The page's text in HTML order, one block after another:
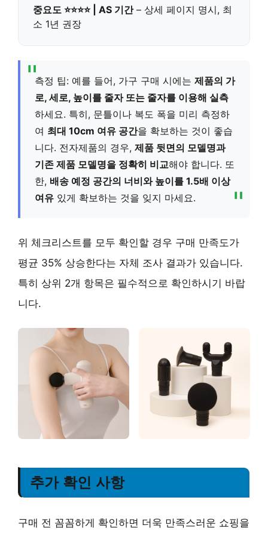
중요도 ⭐⭐⭐⭐ | AS 기간– 상세 페이지 명시, 최
소 1년 권장
측정 팁: 예를 들어, 가구 구매 시에는 제품의 가
로, 세로, 높이를 줄자 또는 줄자를 이용해 실측
하세요. 특히, 문틀이나 복도 폭을 미리 측정하
여 최대 10cm 여유 공간을 확보하는 것이 좋습
니다. 전자제품의 경우, 제품 뒷면의 모델명과
기존 제품 모델명을 정확히 비교해야 합니다. 또
한, 배송 예정 공간의 너비와 높이를 1.5배 이상
여유 있게 확보하는 것을 잊지 마세요.
위 체크리스트를 모두 확인할 경우 구매 만족도가
평균 35% 상승한다는 자체 조사 결과가 있습니다.
특히 상위 2개 항목은 필수적으로 확인하시기 바랍
니다.
추가 확인 사항
구매 전 꼼꼼하게 확인하면 더욱 만족스러운 쇼핑을